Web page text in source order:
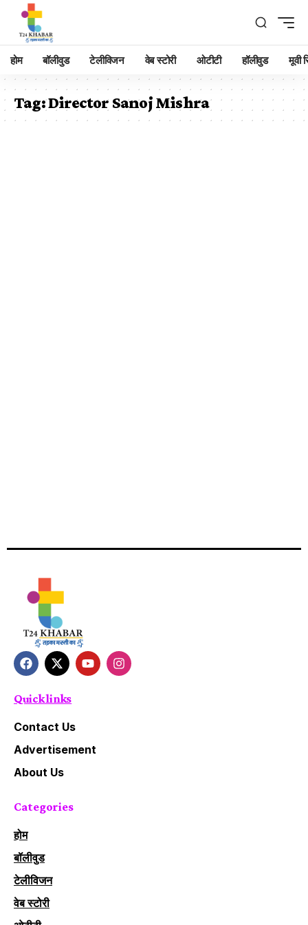
होम बॉलीवुड टेलीविजन वेब स्टोरी ओटीटी हॉलीवुड मूवी
Tag:Director Sanoj Mishra
Quick links
Contact Us
Advertisement
About Us
Categories
होम
बॉलीवुड
टेलीविजन
वेब स्टोरी